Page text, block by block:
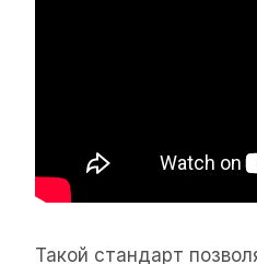
Такой стандарт